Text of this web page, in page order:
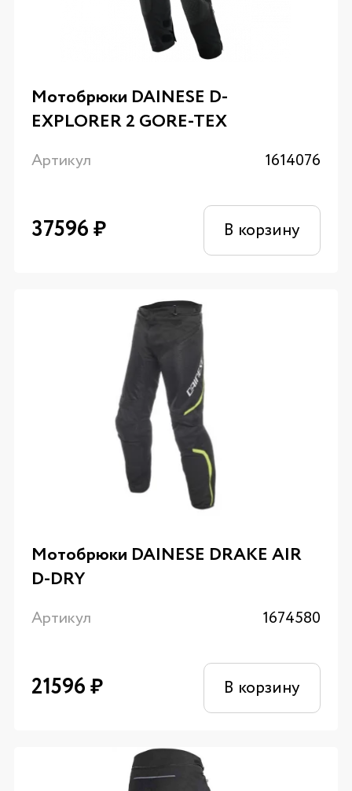
Мотобрюки DAINESE D-
EXPLORER 2 GORE-TEX
Артикул 1614076
37596₽ В корзину
Мотобрюки DAINESE DRAKE AIR
D-DRY
Артикул 1674580
21596₽ В корзину